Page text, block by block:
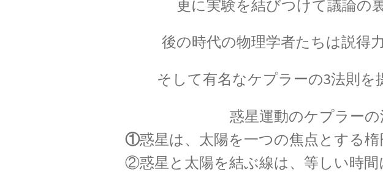
P・ショーァ
R・P・ファインマン
【天才｜経路積分やファインマンダイヤグラムを
更に実験を結びつけて議論の
後の時代の物理学者たちは説得
そして有名なケプラーの3法則を
惑星運動のケプラーの
①惑星は、太陽を一つの焦点とする楕
②惑星と太陽を結ぶ線は、等しい時間